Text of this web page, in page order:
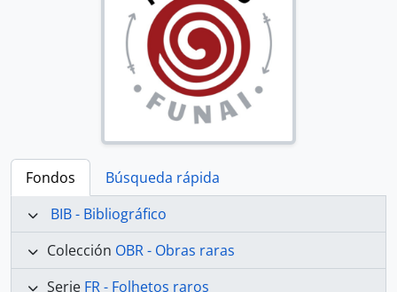
Fondos
Búsqueda rápida
BIB - Bibliográfico
Colección OBR - Obras raras
Serie FR - Folhetos raros